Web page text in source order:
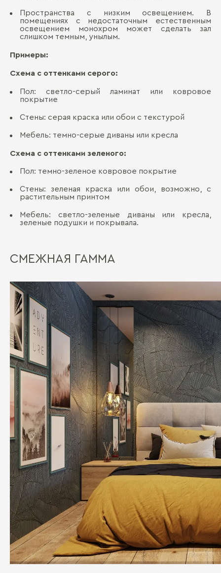
Пространства с низким освещением. В
помещениях с недостаточным естественным
освещением монохром может сделать зал
слишком темным, унылым.
Примеры:
Схема с оттенками серого:
Пол: светло-серый ламинат или ковровое
покрытие
Стены: серая краска или обои с текстурой
Мебель: темно-серые диваны или кресла
Схема с оттенками зеленого:
Пол: темно-зеленое ковровое покрытие
Стены: зеленая краска или обои, возможно, с
растительным принтом
Мебель: светло-зеленые диваны или кресла,
зеленые подушки и покрывала.
СМЕЖНАЯ ГАММА